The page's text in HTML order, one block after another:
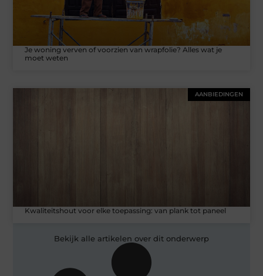
Je woning verven of voorzien van wrapfolie? Alles wat je
moet weten
AANBIEDINGEN
Kwaliteitshout voor elke toepassing: van plank tot paneel
Bekijk alle artikelen over dit onderwerp